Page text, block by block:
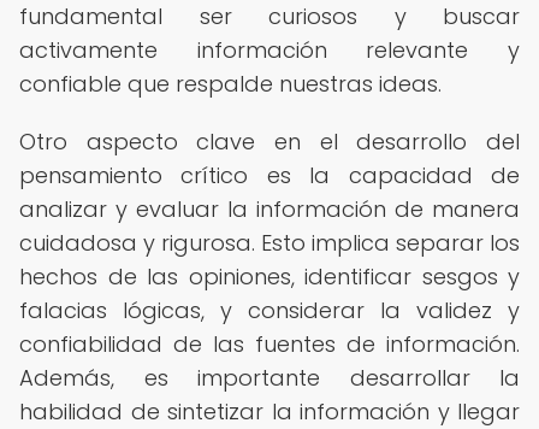
fundamental ser curiosos y buscar
activamente información relevante y
confiable que respalde nuestras ideas.
Otro aspecto clave en el desarrollo del
pensamiento crítico es la capacidad de
analizar y evaluar la información de manera
cuidadosa y rigurosa. Esto implica separar los
hechos de las opiniones, identificar sesgos y
falacias lógicas, y considerar la validez y
confiabilidad de las fuentes de información.
Además, es importante desarrollar la
habilidad de sintetizar la información y llegar